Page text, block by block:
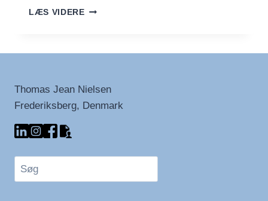
LÆS VIDEREKOPI
OG
I
Thomas Jean Nielsen
Frederiksberg, Denmark
Søg